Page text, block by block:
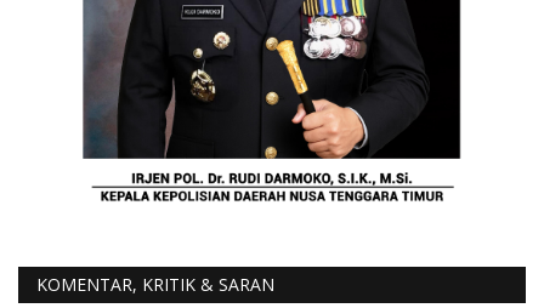
KOMENTAR, KRITIK & SARAN